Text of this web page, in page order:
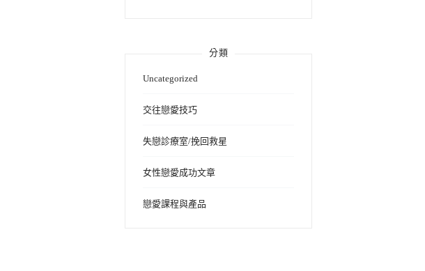
分類
Uncategorized
交往戀愛技巧
失戀診療室/挽回救星
女性戀愛成功文章
戀愛課程與產品